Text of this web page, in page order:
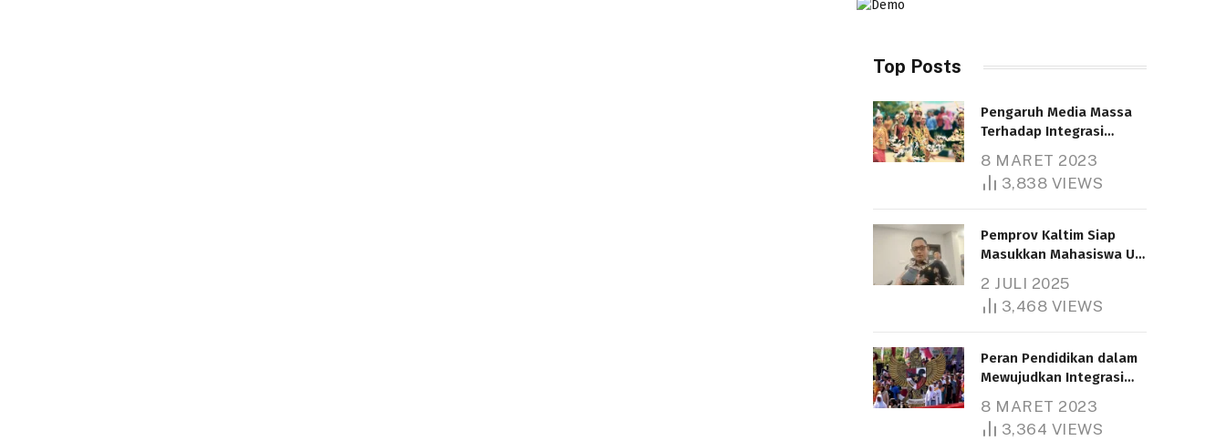
Top Posts
Pengaruh Media Massa
Terhadap Integrasi
8 MARET 2023
3,838 VIEWS
Pemprov Kaltim Siap
Masukkan Mahasiswa UT
Bantuan Pendidikan
Gratispol
2 JULI 2025
3,468 VIEWS
Peran Pendidikan dalam
Mewujudkan Integrasi
8 MARET 2023
3,364 VIEWS